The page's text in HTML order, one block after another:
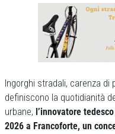
Ingorghi stradali, carenza
definiscono la quotidianità
urbane, l’innovatore
2026 a Francoforte, un